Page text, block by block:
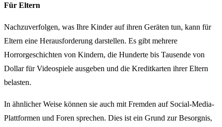
Für Eltern
Nachzuverfolgen, was Ihre Kinder auf ihren Geräten tun, kann für
Eltern eine Herausforderung darstellen. Es gibt mehrere
Horrorgeschichten von Kindern, die Hunderte bis Tausende von
Dollar für Videospiele ausgeben und die Kreditkarten ihrer Eltern
belasten.
In ähnlicher Weise können sie auch mit Fremden auf Social-Media-
Plattformen und Foren sprechen. Dies ist ein Grund zur Besorgnis,